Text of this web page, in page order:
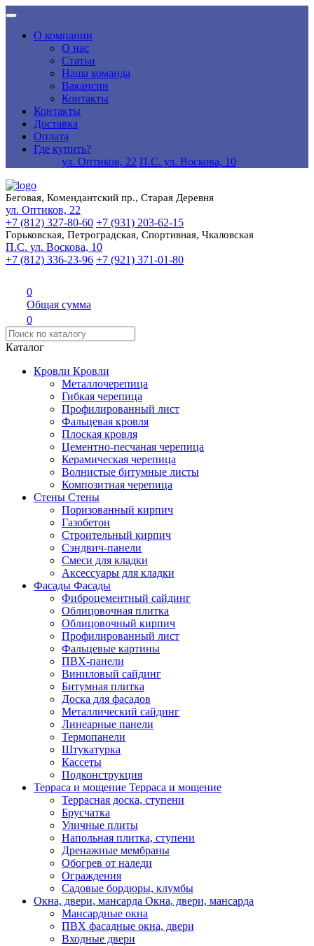
О компании
О нас
Статьи
Наша команда
Вакансии
Контакты
Контакты
Доставка
Оплата
Где купить?
ул. Оптиков, 22 П.С. ул. Воскова, 10
Беговая, Комендантский пр., Старая Деревня
ул. Оптиков, 22
+7 (812) 327-80-60 +7 (931) 203-62-15
Горьковская, Петроградская, Спортивная, Чкаловская
П.С. ул. Воскова, 10
+7 (812) 336-23-96 +7 (921) 371-01-80
0
Общая сумма
0
Каталог
Кровли Кровли
Металлочерепица
Гибкая черепица
Профилированный лист
Фальцевая кровля
Плоская кровля
Цементно-песчаная черепица
Керамическая черепица
Волнистые битумные листы
Композитная черепица
Стены Стены
Поризованный кирпич
Газобетон
Строительный кирпич
Сэндвич-панели
Смеси для кладки
Аксессуары для кладки
Фасады Фасады
Фиброцементный сайдинг
Облицовочная плитка
Облицовочный кирпич
Профилированный лист
Фальцевые картины
ПВХ-панели
Виниловый сайдинг
Битумная плитка
Доска для фасадов
Металлический сайдинг
Линеарные панели
Термопанели
Штукатурка
Кассеты
Подконструкция
Терраса и мощение Терраса и мощение
Террасная доска, ступени
Брусчатка
Уличные плиты
Напольная плитка, ступени
Дренажные мембраны
Обогрев от наледи
Ограждения
Садовые бордюры, клумбы
Окна, двери, мансарда Окна, двери, мансарда
Мансардные окна
ПВХ фасадные окна, двери
Входные двери